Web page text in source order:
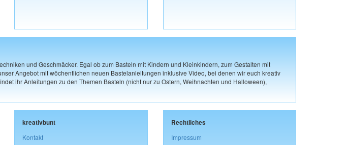
und Geschmäcker. Egal ob zum Basteln mit Kindern und Kleinkindern, zum Gestalten mit
Angebot mit wöchentlichen neuen Bastelanleitungen inklusive Video, bei denen wir euch kreativ
ihr Anleitungen zu den Themen Basteln (nicht nur zu Ostern, Weihnachten und Halloween),
kreativbunt
Kontakt
Rechtliches
Impressum